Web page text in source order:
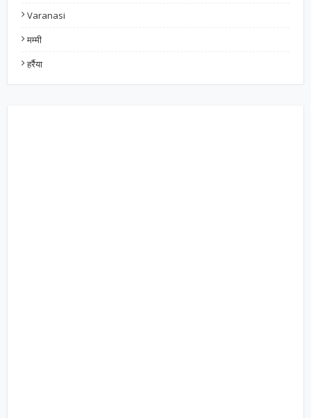
Varanasi
मम्मी
हर्रैया